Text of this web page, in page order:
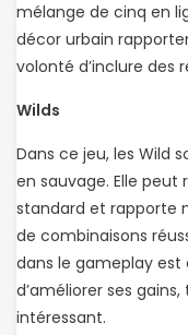
mélange de cinq en
décor urbain
volonté d’inclure des
Wilds
Dans ce jeu, les Wild
en sauvage. Elle
standard et rapporte
de combinaisons
dans le gameplay
d’améliorer ses
intéressant.